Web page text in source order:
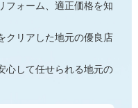
フォーム、適正価格を知
クリアした地元の優良店
心して任せられる地元の